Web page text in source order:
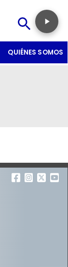
QUIÉNES SOMOS